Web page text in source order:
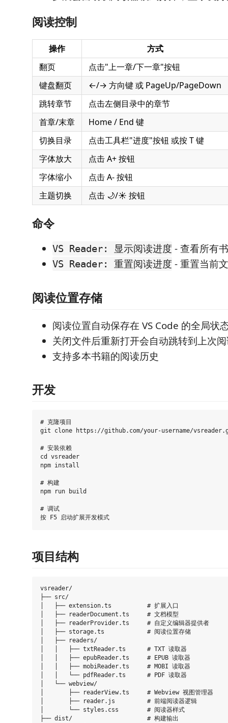
阅读控制
操作
方式
翻页
点击"上一章/下一章"按钮
键盘翻页
←/→ 方向键 或 PageUp/PageDown
跳转章节
点击左侧目录中的章节
首章/末章
Home / End 键
切换目录
点击工具栏"进度"按钮 或按 T 键
字体放大
点击 A+ 按钮
字体缩小
点击 A- 按钮
主题切换
点击 🌙/☀️ 按钮
命令
VS Reader: 显示阅读进度 - 查看所有
VS Reader: 重置阅读进度 - 重置当前
阅读位置存储
阅读位置自动保存在 VS Code 的全局状
关闭文件后重新打开会自动跳转到上次
支持多本书籍的阅读历史
开发
# 克隆项目
git clone https://github.com/your-username/
# 安装依赖
cd vsreader
npm install
# 构建
npm run build
# 调试
项目结构
vsreader/
├── src/
│   ├── extension.ts          # 扩展入口
│   ├── readerDocument.ts     # 文档模型
│   ├── readerProvider.ts     # 自定义编辑器提供者
│   ├── storage.ts            # 阅读位置存储
│   ├── readers/
│   │   ├── txtReader.ts      # TXT 读取器
│   │   ├── epubReader.ts     # EPUB 读取器
│   │   ├── mobiReader.ts     # MOBI 读取器
│   │   └── pdfReader.ts      # PDF 读取器
│   └── webview/
│       ├── readerView.ts     # Webview 视图管理器
│       ├── reader.js         # 前端阅读器逻辑
│       └── styles.css        # 阅读器样式
├── dist/                     # 构建输出